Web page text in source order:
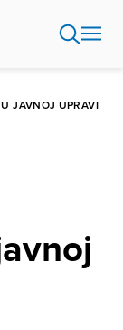
JAVNOJ UPRAVI